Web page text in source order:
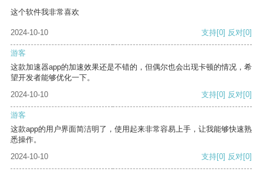
这个软件我非常喜欢
2024-10-10 支持[0] 反对[0]
游客
这款加速器app的加速效果还是不错的，但偶尔也会出现卡顿的情况，希
望开发者能够优化一下。
2024-10-10
支持[0] 反对[0]
游客
这款app的用户界面简洁明了，使用起来非常容易上手，让我能够快速熟
悉操作。
2024-10-10
支持[0] 反对[0]